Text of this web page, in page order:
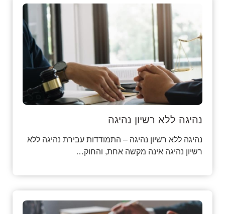
נהיגה ללא רשיון נהיגה
נהיגה ללא רשיון נהיגה – התמודדות עבירת נהיגה ללא
רשיון נהיגה אינה מקשה אחת, והחוק…